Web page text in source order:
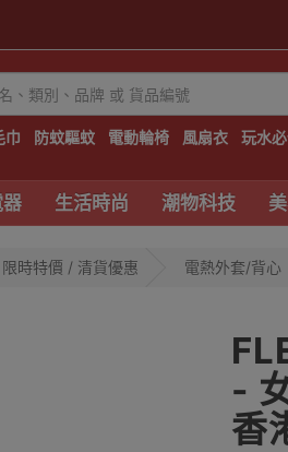
巾 防蚊驅蚊 電動輪椅 風扇衣 玩水
生活時尚 潮物科技
限時特價 / 清貨優惠 電熱外套/背心
-
香